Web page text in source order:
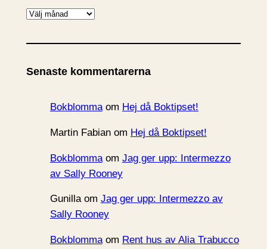
A
k
v
Senaste kommentarerna
Bokblommaom Hej då Boktipset!
Martin Fabianom Hej då Boktipset!
Bokblommaom Jag ger upp: Intermezzo
av Sally Rooney
Gunillaom Jag ger upp: Intermezzo av
Sally Rooney
Bokblommaom Rent hus av Alia Trabucco